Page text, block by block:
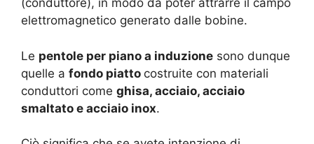
(conduttore), in modo da poter attrarre il campo
elettromagnetico generato dalle bobine.
Le pentole per piano a induzione sono dunque
quelle a fondo piatto costruite con materiali
conduttori come ghisa, acciaio, acciaio
smaltato e acciaio inox.